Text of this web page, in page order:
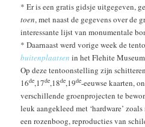
* Er is een gratis gidsje uitgegeven,
toen, met naast de gegevens over de
interessante lijst van monumentale
* Daarnaast werd vorige week de
buitenplaatsen in het Flehite
Op deze tentoonstelling zijn
16de,17de,18de,19de-eeuwse kaarten,
verschillende groenprojecten te
leuk aangekleed met ‘hardware’
een rozenboog, reproducties van